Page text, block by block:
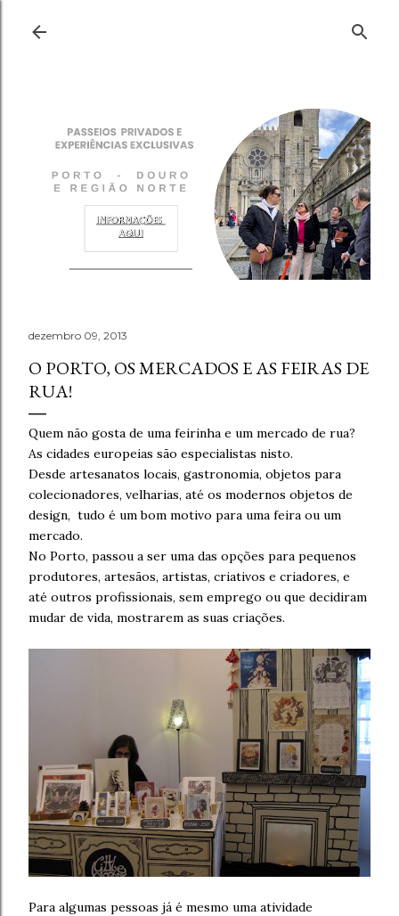
dezembro 09, 2013
O PORTO, OS MERCADOS E AS FEIRAS DE
RUA!
Quem não gosta de uma feirinha e um mercado de rua?
As cidades europeias são especialistas nisto.
Desde artesanatos locais, gastronomia, objetos para
colecionadores, velharias, até os modernos objetos de
design, tudo é um bom motivo para uma feira ou um
mercado.
No Porto, passou a ser uma das opções para pequenos
produtores, artesãos, artistas, criativos e criadores, e
até outros profissionais, sem emprego ou que decidiram
mudar de vida, mostrarem as suas criações.
Para algumas pessoas já é mesmo uma atividade